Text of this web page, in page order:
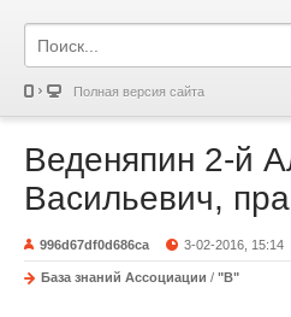
Полная версия сайта
Веденяпин 2-й
Васильевич,
996d67df0d686ca 3-02-2016, 15:14
База знаний Ассоциации / "В"